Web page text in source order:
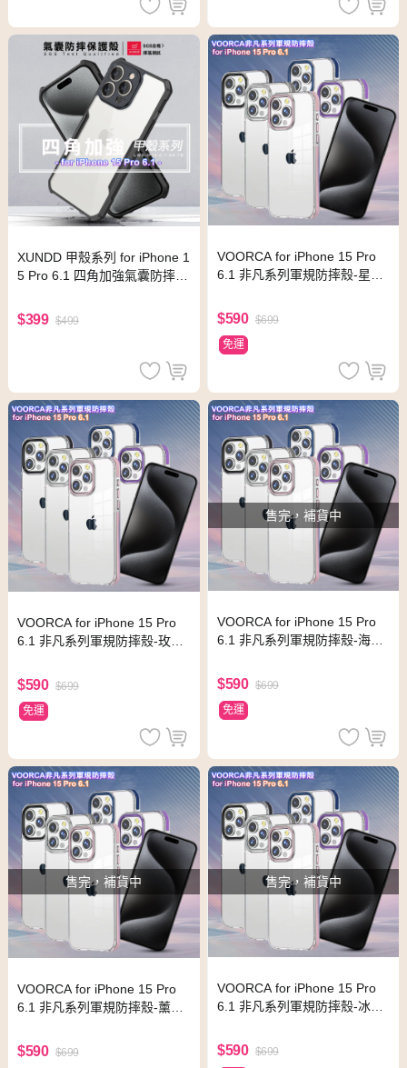
XUNDD 甲殼系列 for iPhone 1
5 Pro 6.1 四角加強氣囊防摔保
$399 $499
VOORCA for iPhone 15 Pro
6.1 非凡系列軍規防摔殼-星耀
$590 $699
免運
VOORCA for iPhone 15 Pro
6.1 非凡系列軍規防摔殼-玫瑰
$590 $699
免運
售完，補貨中
VOORCA for iPhone 15 Pro
6.1 非凡系列軍規防摔殼-海軍
$590 $699
免運
售完，補貨中
VOORCA for iPhone 15 Pro
6.1 非凡系列軍規防摔殼-薰衣
$590 $699
售完，補貨中
VOORCA for iPhone 15 Pro
6.1 非凡系列軍規防摔殼-冰川
$590 $699